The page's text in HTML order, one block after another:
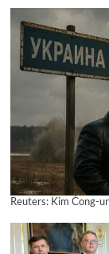
Reuters: Kim Čong-